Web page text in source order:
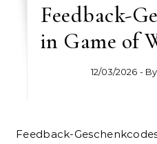
Feedback-
in Game of
12/03/2026 -
Feedback-Geschenkcodes in Game of War: Fire